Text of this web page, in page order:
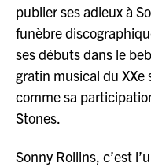
publier ses adieux à
funèbre
ses débuts dans le
gratin musical du XXe
comme sa
Stones.
Sonny Rollins, c’est